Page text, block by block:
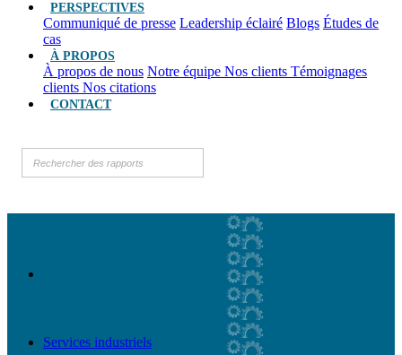
PERSPECTIVES
Communiqué de presse Leadership éclairé Blogs Études de
cas
À PROPOS
À propos de nous Notre équipe Nos clients Témoignages
clients Nos citations
CONTACT
Services industriels